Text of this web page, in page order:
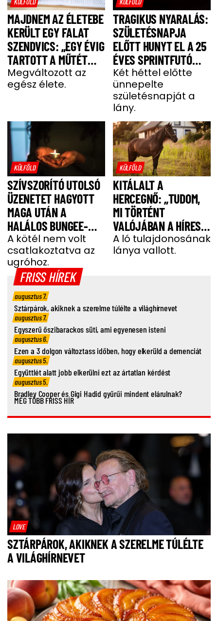
MAJDNEM AZ ÉLETEBE
KERÜLT EGY FALAT
SZENDVICS: „EGY ÉVIG
TARTOTT A MŰTÉT
UTÁNI FELÉPÜLÉS”
Megváltozott az
egész élete.
TRAGIKUS NYARALÁS:
SZÜLETÉSNAPJA
ELŐTT HUNYT EL A 25
ÉVES SPRINTFUTÓ
LÁNY
Két héttel előtte
ünnepelte
születésnapját a
lány.
KÜLFÖLD
SZÍVSZORÍTÓ UTOLSÓ
ÜZENETET HAGYOTT
MAGA UTÁN A
HALÁLOS BUNGEE-
UGRÁS ELŐTT A
FIATAL NŐ
A kötél nem volt
csatlakoztatva az
ugróhoz.
KÜLFÖLD
KITÁLALT A
HERCEGNŐ: „TUDOM,
MI TÖRTÉNT
VALÓJÁBAN A HÍRES
SHERGAR CSŐDÖRREL”
A ló tulajdonosának
lánya vallott.
FRISS HÍREK
augusztus 7.
Sztárpárok, akiknek a szerelme túlélte a világhírnevet
augusztus 7.
Egyszerű őszibarackos süti, ami egyenesen isteni
augusztus 6.
Ezen a 3 dolgon változtass időben, hogy elkerüld a demenciát
augusztus 5.
Együttlét alatt jobb elkerülni ezt az ártatlan kérdést
augusztus 5.
Bradley Cooper és Gigi Hadid gyűrűi mindent elárulnak?
MÉG TÖBB FRISS HÍR
LOVE
SZTÁRPÁROK, AKIKNEK A SZERELME TÚLÉLTE
A VILÁGHÍRNEVET